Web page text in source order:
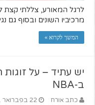
לרגל המאורע, צללתי קצת
מרכיביו השונים ובסוף גם
המשך לקרוא »
יש עתיד – על
ב-NBA
כתב אורח 22 בפברואר 2021